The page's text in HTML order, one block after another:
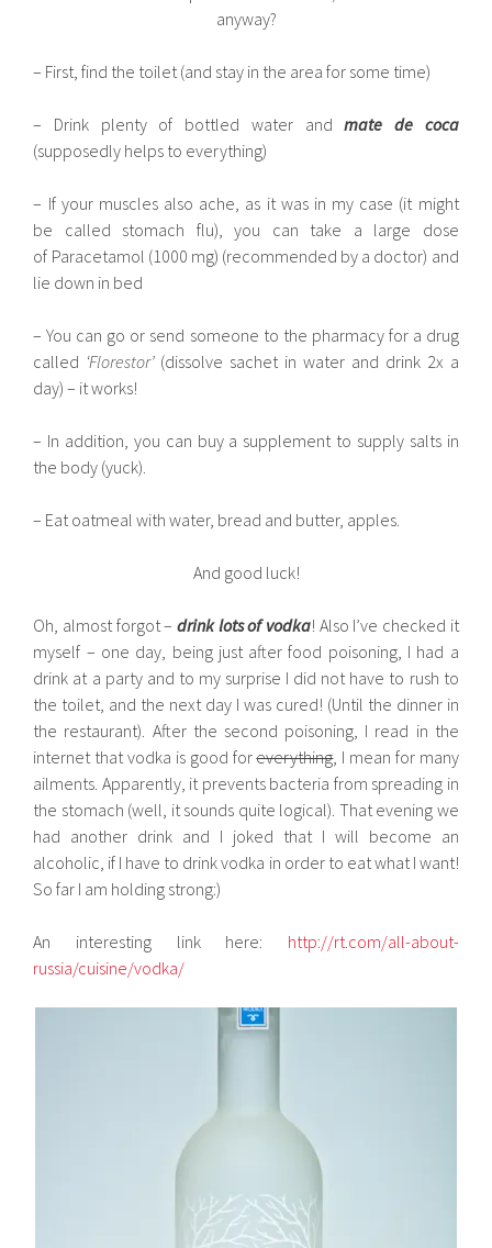
anyway?
– First, find the toilet (and stay in the area for some time)
– Drink plenty of bottled water andmate de coca
(supposedly helps to everything)
– If your muscles also ache, as it was in my case (it might
be called stomach flu), you can take a large dose
of Paracetamol (1000 mg) (recommended by a doctor) and
lie down in bed
– You can go or send someone to the pharmacy for a drug
called ‘Florestor’(dissolve sachet in water and drink 2x a
day) – it works!
– In addition, you can buy a supplement to supply salts in
the body (yuck).
– Eat oatmeal with water, bread and butter, apples.
And good luck!
Oh, almost forgot –drink lots of vodka! Also I’ve checked it
myself – one day, being just after food poisoning, I had a
drink at a party and to my surprise I did not have to rush to
the toilet, and the next day I was cured! (Until the dinner in
the restaurant). After the second poisoning, I read in the
internet that vodka is good foreverything, I mean for many
ailments. Apparently, it prevents bacteria from spreading in
the stomach (well, it sounds quite logical). That evening we
had another drink and I joked that I will become an
alcoholic, if I have to drink vodka in order to eat what I want!
So far I am holding strong:)
An interesting link here: http://rt.com/all-about-
russia/cuisine/vodka/